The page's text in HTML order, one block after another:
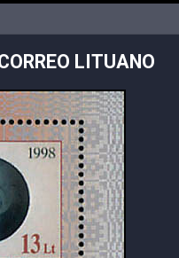
LITUANO